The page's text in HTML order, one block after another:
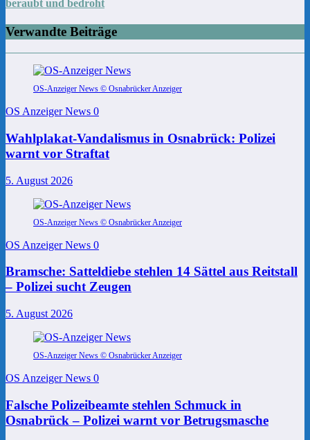
beraubt und bedroht
Verwandte Beiträge
OS-Anzeiger News © Osnabrücker Anzeiger
OS Anzeiger News 0
Wahlplakat-Vandalismus in Osnabrück: Polizei
warnt vor Straftat
5. August 2026
OS-Anzeiger News © Osnabrücker Anzeiger
OS Anzeiger News 0
Bramsche: Satteldiebe stehlen 14 Sättel aus Reitstall
– Polizei sucht Zeugen
5. August 2026
OS-Anzeiger News © Osnabrücker Anzeiger
OS Anzeiger News 0
Falsche Polizeibeamte stehlen Schmuck in
Osnabrück – Polizei warnt vor Betrugsmasche